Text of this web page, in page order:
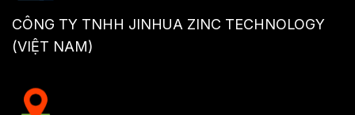
CÔNG TY TNHH JINHUA ZINC TECHNOLOGY
(VIỆT NAM)